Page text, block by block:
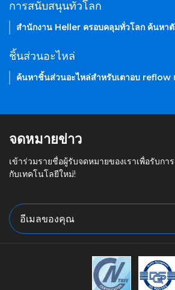
การสนับสนุนทั่วโลก
สำนักงาน Heller ครอบคลุมทั่วโลก ค้นหา
ชิ้นส่วนอะไหล่
ค้นหาชิ้นส่วนอะไหล่สำหรับเตาอบ reflow
จดหมายข่าว
เข้าร่วมรายชื่อผู้รับจดหมายของเราเพื่อรับกา
กับเทคโนโลยีใหม่!